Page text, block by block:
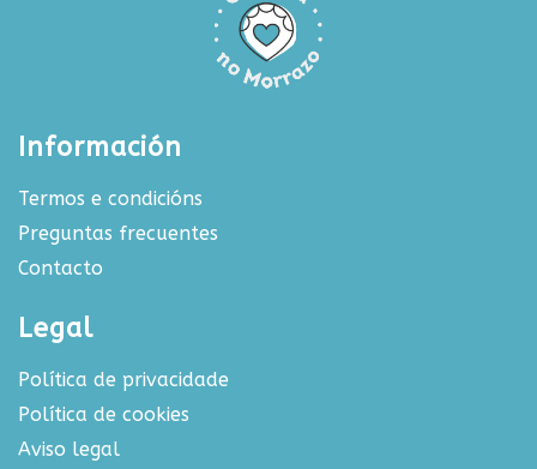
Información
Termos e condicións
Preguntas frecuentes
Contacto
Legal
Política de privacidade
Política de cookies
Aviso legal